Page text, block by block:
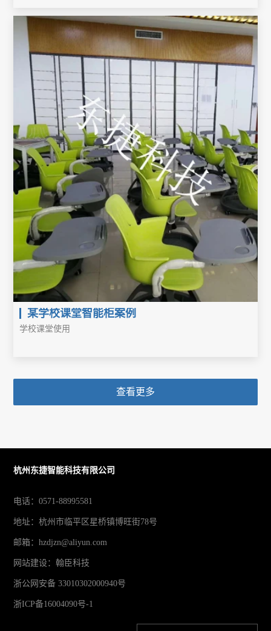
某学校课堂智能柜案例
学校课堂使用
查看更多
杭州东捷智能科技有限公司
电话：0571-88995581
地址：杭州市临平区星桥镇博旺街78号
邮箱：hzdjzn@aliyun.com
网站建设：翰臣科技
浙公网安备 33010302000940号
浙ICP备16004090号-1